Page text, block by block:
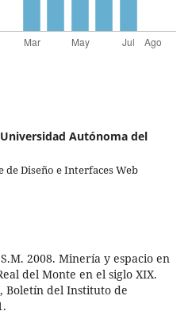
Universidad Autónoma del
de Diseño e Interfaces Web
2008. Minería y espacio en
del Monte en el siglo XIX.
Boletín del Instituto de